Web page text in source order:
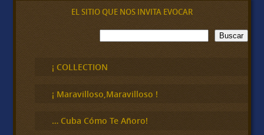
EL SITIO QUE NOS INVITA EVOCAR
B
u
c
a
Buscar
¡ COLLECTION
¡ Maravilloso,Maravilloso !
… Cuba Cómo Te Añoro!